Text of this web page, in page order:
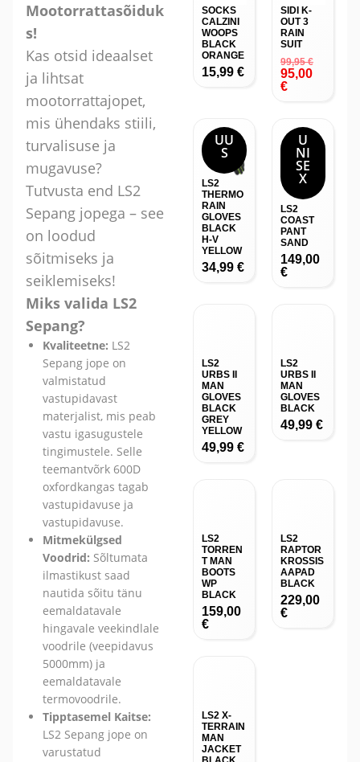
Mootorrattasõiduk
s!
Kas otsid ideaalset
ja lihtsat
mootorrattajopet,
mis ühendaks stiili,
turvalisuse ja
mugavuse?
Tutvusta end LS2
Sepang jopega – see
on loodud
sõitmiseks ja
seiklemiseks!
Miks valida LS2
Sepang?
Kvaliteetne: LS2
Sepang jope on
valmistatud
vastupidavast
materjalist, mis peab
vastu igasugustele
tingimustele. Selle
teemantvõrk 600D
oxfordkangas tagab
vastupidavuse ja
vastupidavuse.
Mitmekülgsed
Voodrid: Sõltumata
ilmastikust saad
nautida sõitu tänu
eemaldatavale
hingavale veekindlale
voodrile (veepidavus
5000mm) ja
eemaldatavale
termovoodrile.
Tipptasemel Kaitse:
LS2 Sepang jope on
varustatud
SOCKS
CALZINI
WOOPS
BLACK
ORANGE
15,99 €
SIDI K-
OUT 3
RAIN
SUIT
99,95€
95,00
€
UU
S
LS2
THERMO
RAIN
GLOVES
BLACK
H-V
YELLOW
34,99 €
U
NI
SE
X
LS2
COAST
PANT
SAND
149,00
€
LS2
URBS II
MAN
GLOVES
BLACK
GREY
YELLOW
49,99 €
LS2
URBS II
MAN
GLOVES
BLACK
49,99 €
LS2
TORREN
T MAN
BOOTS
WP
BLACK
159,00
€
LS2
RAPTOR
KROSSIS
AAPAD
BLACK
229,00
€
LS2 X-
TERRAIN
MAN
JACKET